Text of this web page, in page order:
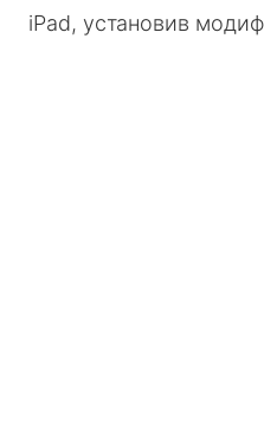
iPad, установив